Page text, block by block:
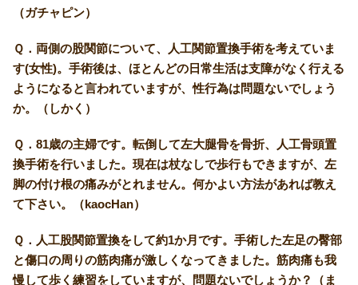
（ガチャピン）
Ｑ．両側の股関節について、人工関節置換手術を考えていま
す(女性)。手術後は、ほとんどの日常生活は支障がなく行える
ようになると言われていますが、性行為は問題ないでしょう
か。（しかく）
Ｑ．81歳の主婦です。転倒して左大腿骨を骨折、人工骨頭置
換手術を行いました。現在は杖なしで歩行もできますが、左
脚の付け根の痛みがとれません。何かよい方法があれば教え
て下さい。（kaocHan）
Ｑ．人工股関節置換をして約1か月です。手術した左足の臀部
と傷口の周りの筋肉痛が激しくなってきました。筋肉痛も我
慢して歩く練習をしていますが、問題ないでしょうか？（ま